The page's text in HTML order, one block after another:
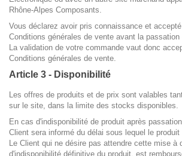
Rhône-Alpes Composants.
Vous déclarez avoir pris connaissance et
Conditions générales de vente avant la
La validation de votre commande vaut donc
Conditions générales de vente.
Article 3 - Disponibilité
Les offres de produits et de prix sont valables
sur le site, dans la limite des stocks disponibles.
En cas d'indisponibilité de produit après
Client sera informé du délai sous lequel le
Le Client qui ne désire pas attendre cette mise à
d'indisponibilité définitive du produit, est